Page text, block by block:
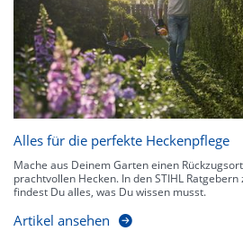
Alles für die perfekte Heckenpflege
Mache aus Deinem Garten einen
prachtvollen Hecken. In den STIHL
findest Du alles, was Du wissen musst.
Artikel ansehen